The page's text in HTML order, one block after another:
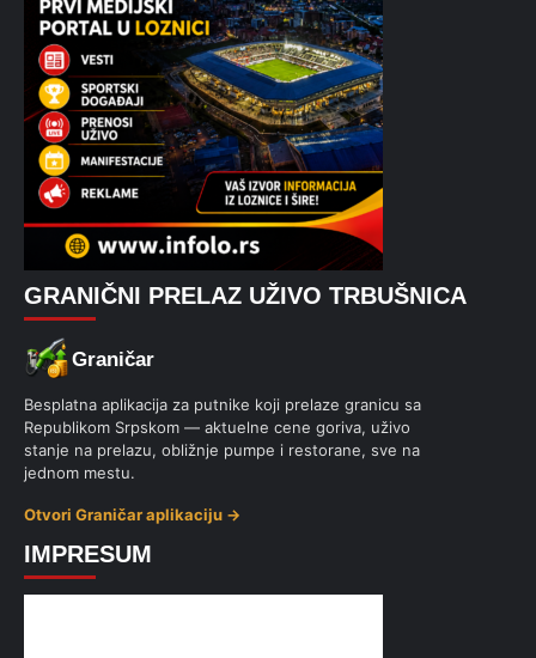
GRANIČNI PRELAZ UŽIVO TRBUŠNICA
Graničar
Besplatna aplikacija za putnike koji prelaze granicu sa
Republikom Srpskom — aktuelne cene goriva, uživo
stanje na prelazu, obližnje pumpe i restorane, sve na
jednom mestu.
Otvori Graničar aplikaciju →
IMPRESUM